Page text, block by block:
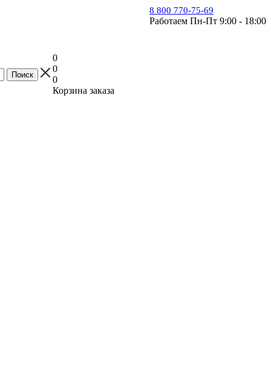
8 800 770-75-69
Работаем Пн-Пт 9:00 - 18:00
0
0
0
Корзина заказа